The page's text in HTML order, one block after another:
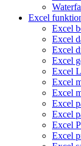
Excel
Excel
Excel
Excel
Excel
Excel
Excel
Excel
Excel
Excel
Excel
Excel